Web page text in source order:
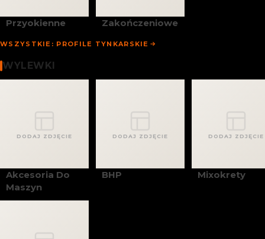
Przyokienne Zakończeniowe
WSZYSTKIE: PROFILE TYNKARSKIE
WYLEWKI
DODAJ ZDJĘCIE
Akcesoria Do
Maszyn
DODAJ ZDJĘCIE
BHP
DODAJ ZDJĘCIE
Mixokrety